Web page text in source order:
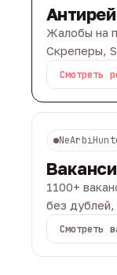
Жалобы на
Скреперы,
Смотреть
1100+
без
Смотреть